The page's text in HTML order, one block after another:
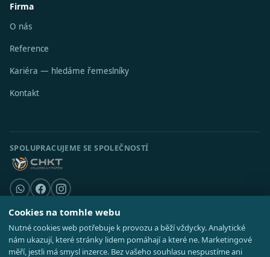
Firma
O nás
Reference
Kariéra — hledáme řemeslníky
Kontakt
SPOLUPRACUJEME SE SPOLEČNOSTÍ
© 2026 Stavební středisko s.r.o. · IČO 08521514 ·Poradna·Kde působíme
·Realizace
GDPR ·Cookies·Nastavení cookies·Mapa webu
Cookies na tomhle webu
Nutné cookies web potřebuje k provozu a běží vždycky. Analytické
nám ukazují, které stránky lidem pomáhají a které ne. Marketingové
měří, jestli má smysl inzerce. Bez vašeho souhlasu nespustíme ani